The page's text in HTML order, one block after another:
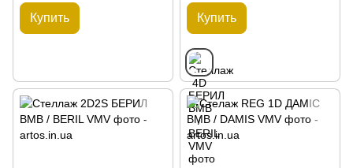
Купить Купить